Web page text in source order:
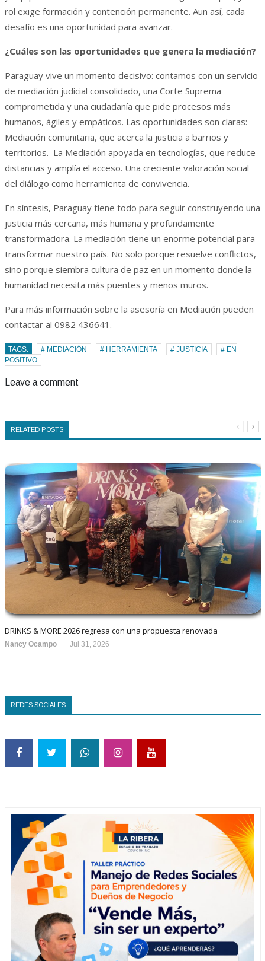
rol exige formación y contención permanente. Aun así, cada
desafío es una oportunidad para avanzar.
¿Cuáles son las oportunidades que genera la mediación?
Paraguay vive un momento decisivo: contamos con un servicio
de mediación judicial consolidado, una Corte Suprema
comprometida y una ciudadanía que pide procesos más
humanos, ágiles y empáticos. Las oportunidades son claras:
Mediación comunitaria, que acerca la justicia a barrios y
territorios. La Mediación apoyada en tecnologías, que reduce
distancias y amplía el acceso. Una creciente valoración social
del diálogo como herramienta de convivencia.
En síntesis, Paraguay tiene todo para seguir construyendo una
justicia más cercana, más humana y profundamente
transformadora. La mediación tiene un enorme potencial para
transformar nuestro país. No solo porque resuelve conflictos,
sino porque siembra cultura de paz en un momento donde la
humanidad necesita más puentes y menos muros.
Para más información sobre la asesoría en Mediación pueden
contactar al 0982 436641.
TAGS: # MEDIACIÓN # HERRAMIENTA # JUSTICIA
# EN
POSITIVO
Leave a comment
RELATED POSTS
DRINKS & MORE 2026 regresa con una propuesta renovada
Nancy Ocampo Jul 31, 2026
REDES SOCIALES